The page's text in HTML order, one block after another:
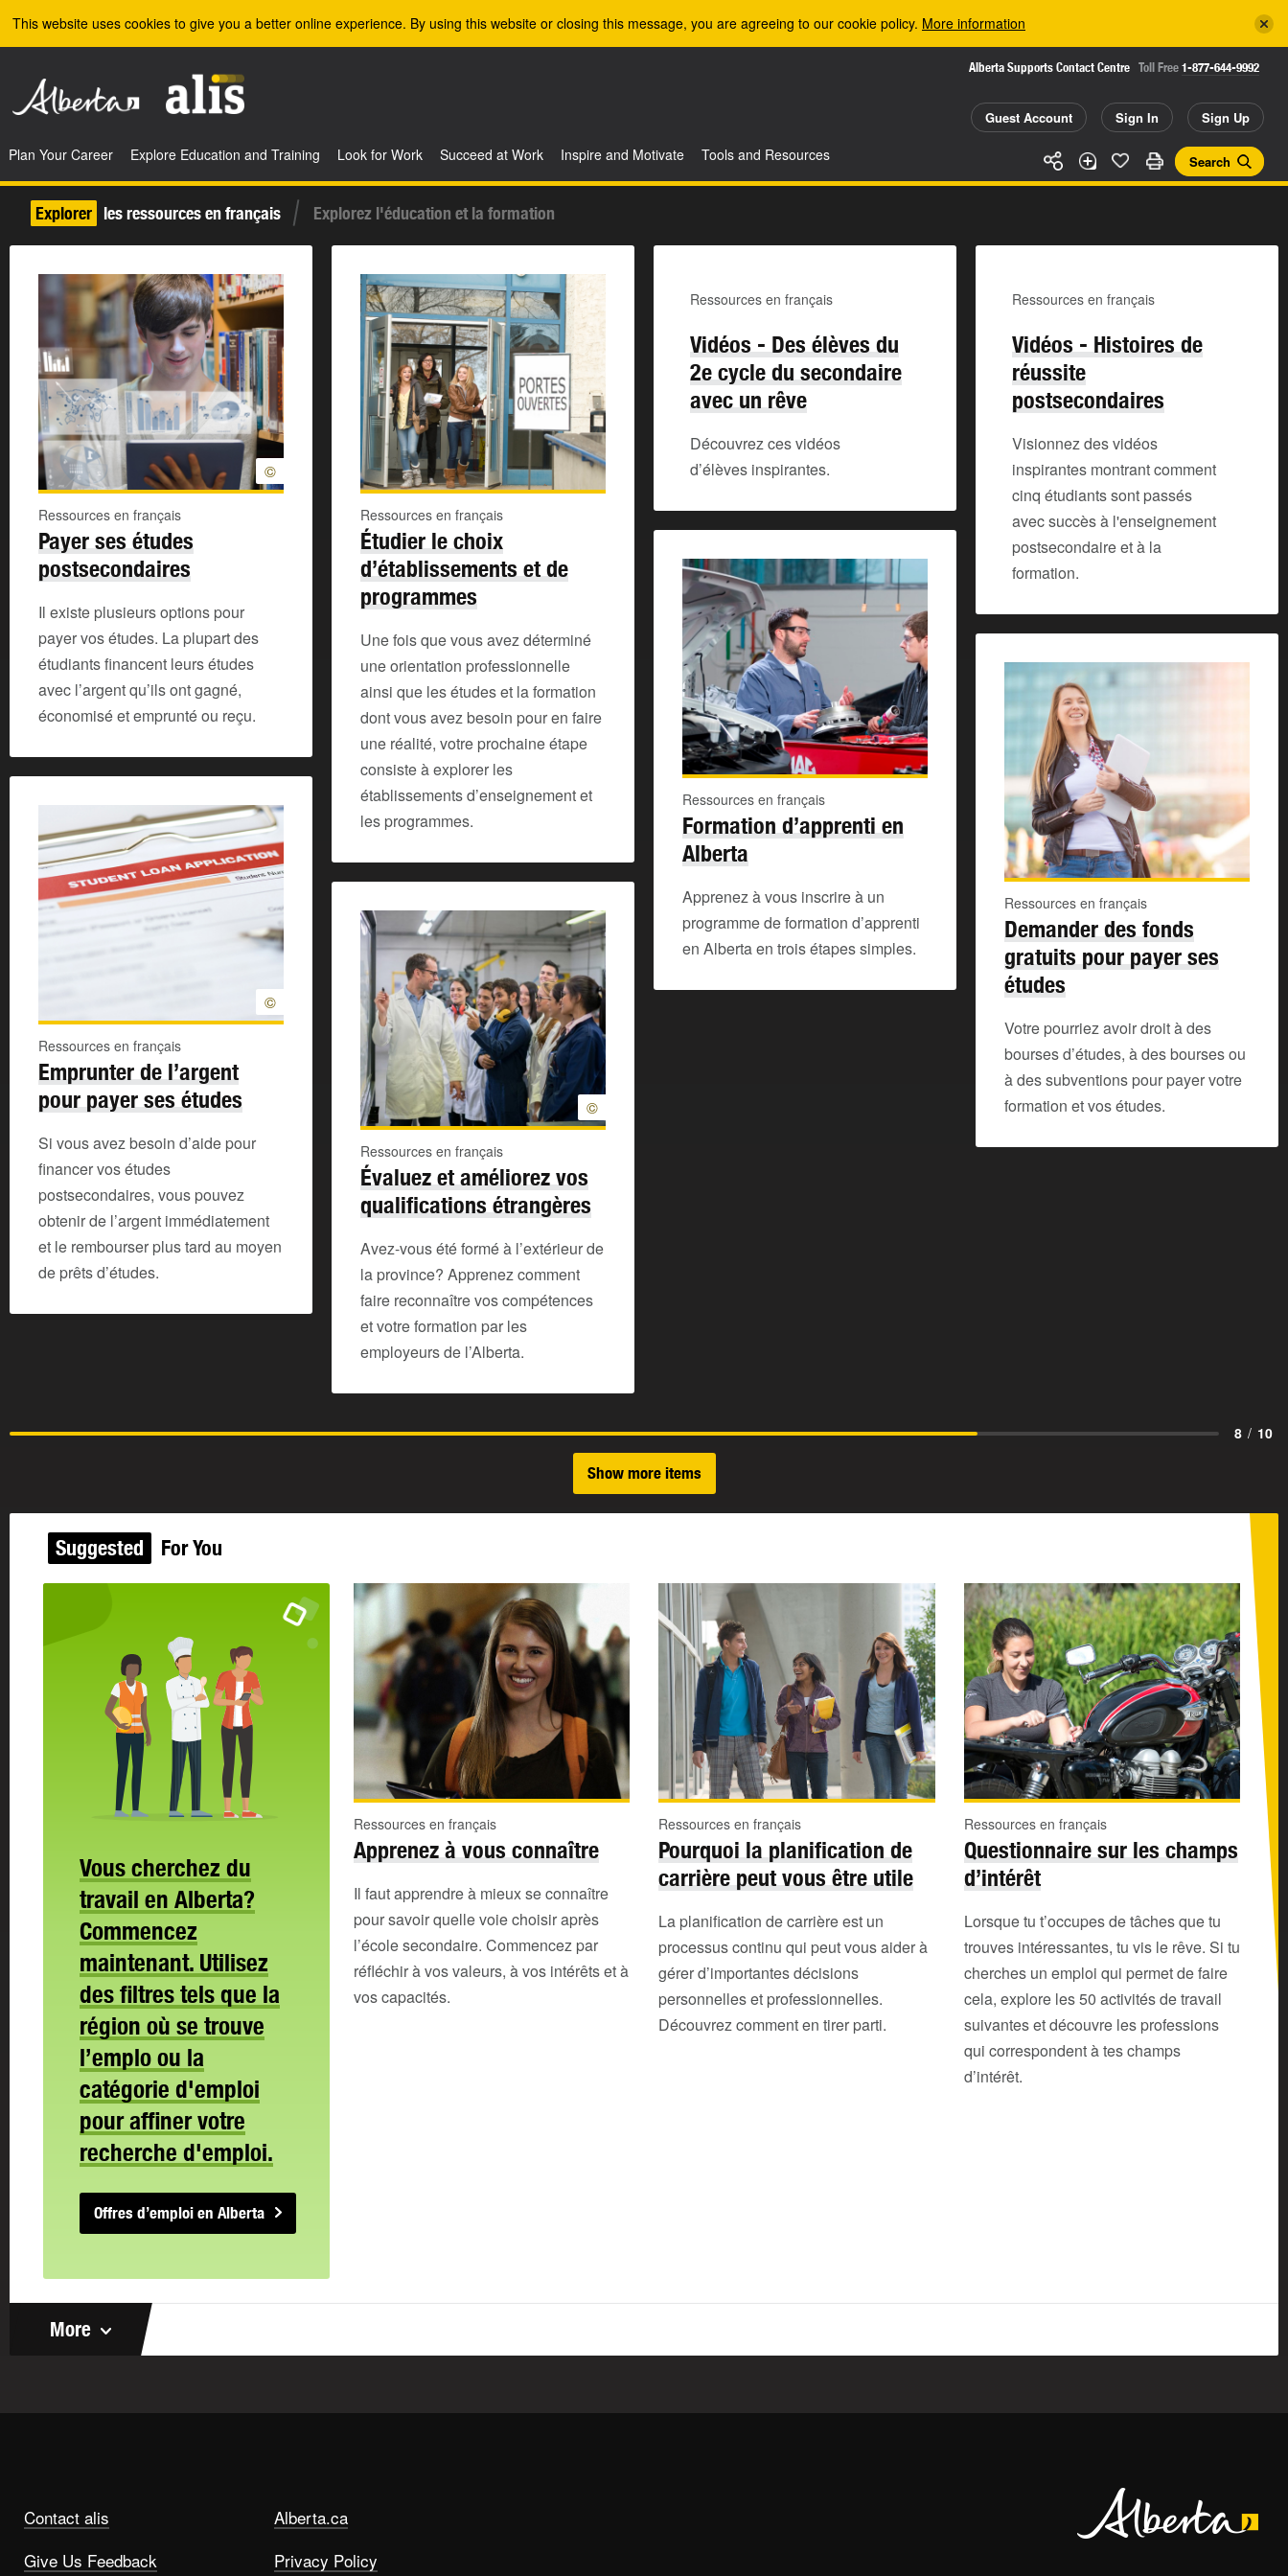
This website uses cookies to give you a better online experience. By using this website or closing this message, you are agreeing to our cookie policy. More information
Alberta Supports Contact Centre Toll Free 1-877-644-9992
Guest Account Sign In Sign Up
Search
Plan Your Career Explore Education and Training Look for Work Succeed at Work Inspire and Motivate Tools and Resources
Explorer les ressources en français Explorez l'éducation et la formation
©
Ressources en français
Payer ses études
postsecondaires
Il existe plusieurs options pour
payer vos études. La plupart des
étudiants financent leurs études
avec l’argent qu’ils ont gagné,
économisé et emprunté ou reçu.
Ressources en français
Étudier le choix
d’établissements et de
programmes
Une fois que vous avez déterminé
une orientation professionnelle
ainsi que les études et la formation
dont vous avez besoin pour en faire
une réalité, votre prochaine étape
consiste à explorer les
établissements d’enseignement et
les programmes.
Ressources en français
Vidéos - Des élèves du
2e cycle du secondaire
avec un rêve
Découvrez ces vidéos
d’élèves inspirantes.
Ressources en français
Vidéos - Histoires de
réussite
postsecondaires
Visionnez des vidéos
inspirantes montrant comment
cinq étudiants sont passés
avec succès à l'enseignement
postsecondaire et à la
formation.
Ressources en français
Formation d’apprenti en
Alberta
Apprenez à vous inscrire à un
programme de formation d’apprenti
en Alberta en trois étapes simples.
Ressources en français
Demander des fonds
gratuits pour payer ses
études
Votre pourriez avoir droit à des
bourses d’études, à des bourses ou
à des subventions pour payer votre
formation et vos études.
©
Ressources en français
Emprunter de l’argent
pour payer ses études
Si vous avez besoin d’aide pour
financer vos études
postsecondaires, vous pouvez
obtenir de l’argent immédiatement
et le rembourser plus tard au moyen
de prêts d’études.
©
Ressources en français
Évaluez et améliorez vos
qualifications étrangères
Avez-vous été formé à l’extérieur de
la province? Apprenez comment
faire reconnaître vos compétences
et votre formation par les
employeurs de l’Alberta.
8 / 10
Show more items
Suggested For You
Vous cherchez du
travail en Alberta?
Commencez
maintenant. Utilisez
des filtres tels que la
région où se trouve
l’emplo ou la
catégorie d'emploi
pour affiner votre
recherche d'emploi.
Offres d’emploi en Alberta
Ressources en français
Apprenez à vous connaître
Il faut apprendre à mieux se connaître
pour savoir quelle voie choisir après
l’école secondaire. Commencez par
réfléchir à vos valeurs, à vos intérêts et à
vos capacités.
Ressources en français
Pourquoi la planification de
carrière peut vous être utile
La planification de carrière est un
processus continu qui peut vous aider à
gérer d’importantes décisions
personnelles et professionnelles.
Découvrez comment en tirer parti.
Ressources en français
Questionnaire sur les champs
d’intérêt
Lorsque tu t’occupes de tâches que tu
trouves intéressantes, tu vis le rêve. Si tu
cherches un emploi qui permet de faire
cela, explore les 50 activités de travail
suivantes et découvre les professions
qui correspondent à tes champs
d’intérêt.
More
Contact alis
Give Us Feedback
Alberta.ca
Privacy Policy